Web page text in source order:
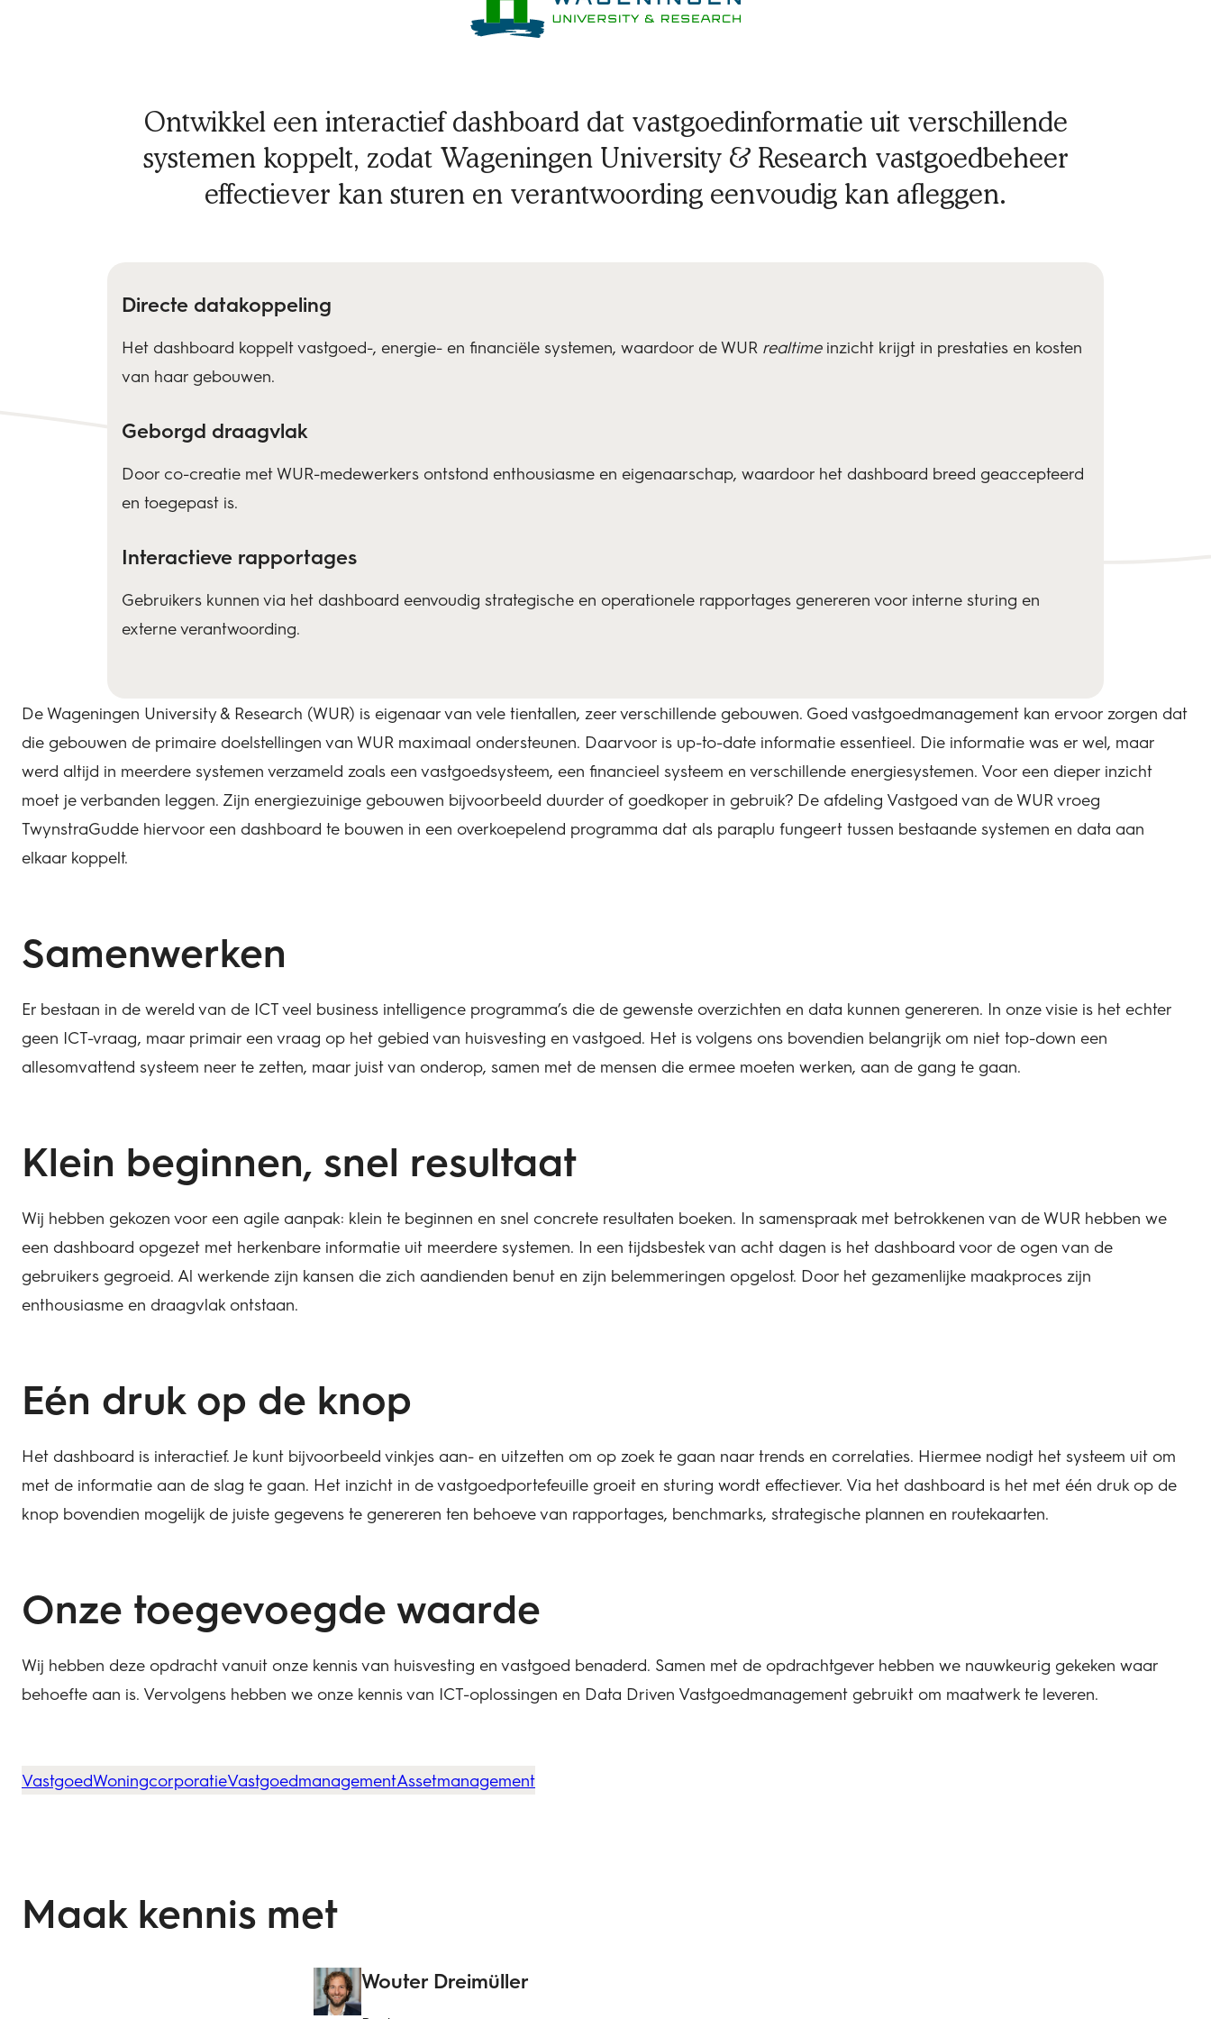
Ontwikkel een interactief dashboard dat vastgoedinformatie uit verschillende
systemen koppelt, zodat Wageningen University & Research vastgoedbeheer
effectiever kan sturen en verantwoording eenvoudig kan afleggen.
Directe datakoppeling
Het dashboard koppelt vastgoed-, energie- en financiële systemen, waardoor de WUR realtimeinzicht krijgt in prestaties en kosten
van haar gebouwen.
Geborgd draagvlak
Door co-creatie met WUR-medewerkers ontstond enthousiasme en eigenaarschap, waardoor het dashboard breed geaccepteerd
en toegepast is.
Interactieve rapportages
Gebruikers kunnen via het dashboard eenvoudig strategische en operationele rapportages genereren voor interne sturing en
externe verantwoording.
De Wageningen University & Research (WUR) is eigenaar van vele tientallen, zeer verschillende gebouwen. Goed vastgoedmanagement kan ervoor zorgen dat
die gebouwen de primaire doelstellingen van WUR maximaal ondersteunen. Daarvoor is up-to-date informatie essentieel. Die informatie was er wel, maar
werd altijd in meerdere systemen verzameld zoals een vastgoedsysteem, een financieel systeem en verschillende energiesystemen. Voor een dieper inzicht
moet je verbanden leggen. Zijn energiezuinige gebouwen bijvoorbeeld duurder of goedkoper in gebruik? De afdeling Vastgoed van de WUR vroeg
TwynstraGudde hiervoor een dashboard te bouwen in een overkoepelend programma dat als paraplu fungeert tussen bestaande systemen en data aan
elkaar koppelt.
Samenwerken
Er bestaan in de wereld van de ICT veel business intelligence programma’s die de gewenste overzichten en data kunnen genereren. In onze visie is het echter
geen ICT-vraag, maar primair een vraag op het gebied van huisvesting en vastgoed. Het is volgens ons bovendien belangrijk om niet top-down een
allesomvattend systeem neer te zetten, maar juist van onderop, samen met de mensen die ermee moeten werken, aan de gang te gaan.
Klein beginnen, snel resultaat
Wij hebben gekozen voor een agile aanpak: klein te beginnen en snel concrete resultaten boeken. In samenspraak met betrokkenen van de WUR hebben we
een dashboard opgezet met herkenbare informatie uit meerdere systemen. In een tijdsbestek van acht dagen is het dashboard voor de ogen van de
gebruikers gegroeid. Al werkende zijn kansen die zich aandienden benut en zijn belemmeringen opgelost. Door het gezamenlijke maakproces zijn
enthousiasme en draagvlak ontstaan.
Eén druk op de knop
Het dashboard is interactief. Je kunt bijvoorbeeld vinkjes aan- en uitzetten om op zoek te gaan naar trends en correlaties. Hiermee nodigt het systeem uit om
met de informatie aan de slag te gaan. Het inzicht in de vastgoedportefeuille groeit en sturing wordt effectiever. Via het dashboard is het met één druk op de
knop bovendien mogelijk de juiste gegevens te genereren ten behoeve van rapportages, benchmarks, strategische plannen en routekaarten.
Onze toegevoegde waarde
Wij hebben deze opdracht vanuit onze kennis van huisvesting en vastgoed benaderd. Samen met de opdrachtgever hebben we nauwkeurig gekeken waar
behoefte aan is. Vervolgens hebben we onze kennis van ICT-oplossingen en Data Driven Vastgoedmanagement gebruikt om maatwerk te leveren.
VastgoedWoningcorporatieVastgoedmanagementAssetmanagement
Maak kennis met
Wouter Dreimüller